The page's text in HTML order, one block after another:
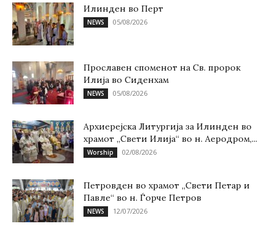
Илинден во Перт
NEWS 05/08/2026
Прославен споменот на Св. пророк
Илија во Сиденхам
NEWS 05/08/2026
Архиерејска Литургија за Илинден во
храмот „Свети Илија“ во н. Аеродром,...
Worship 02/08/2026
Петровден во храмот „Свети Петар и
Павле“ во н. Ѓорче Петров
NEWS 12/07/2026